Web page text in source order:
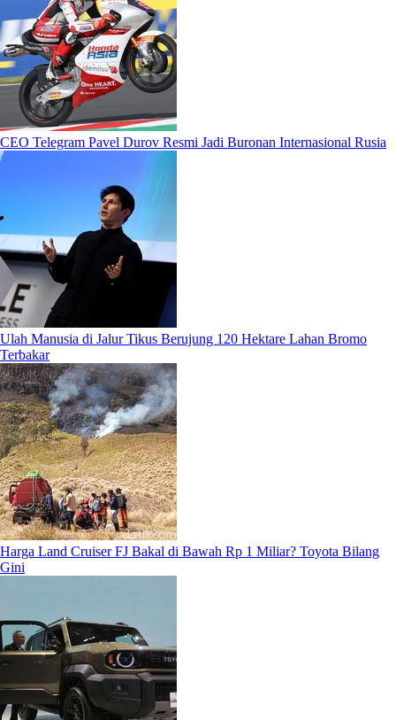
CEO Telegram Pavel Durov Resmi Jadi Buronan Internasional Rusia
Ulah Manusia di Jalur Tikus Berujung 120 Hektare Lahan Bromo
Terbakar
Harga Land Cruiser FJ Bakal di Bawah Rp 1 Miliar? Toyota Bilang
Gini